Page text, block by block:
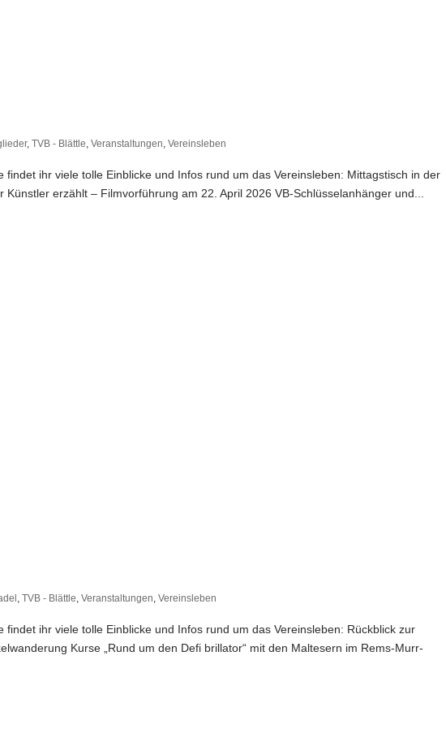
,TVB - Blättle,Veranstaltungen,Vereinsleben
findet ihr viele tolle Einblicke und Infos rund um das Vereinsleben: Mittagstisch in der
erzählt – Filmvorführung am 22. April 2026 VB-Schlüsselanhänger und...
,TVB - Blättle,Veranstaltungen,Vereinsleben
findet ihr viele tolle Einblicke und Infos rund um das Vereinsleben: Rückblick zur
Kurse „Rund um den Defi brillator“ mit den Maltesern im Rems-Murr-